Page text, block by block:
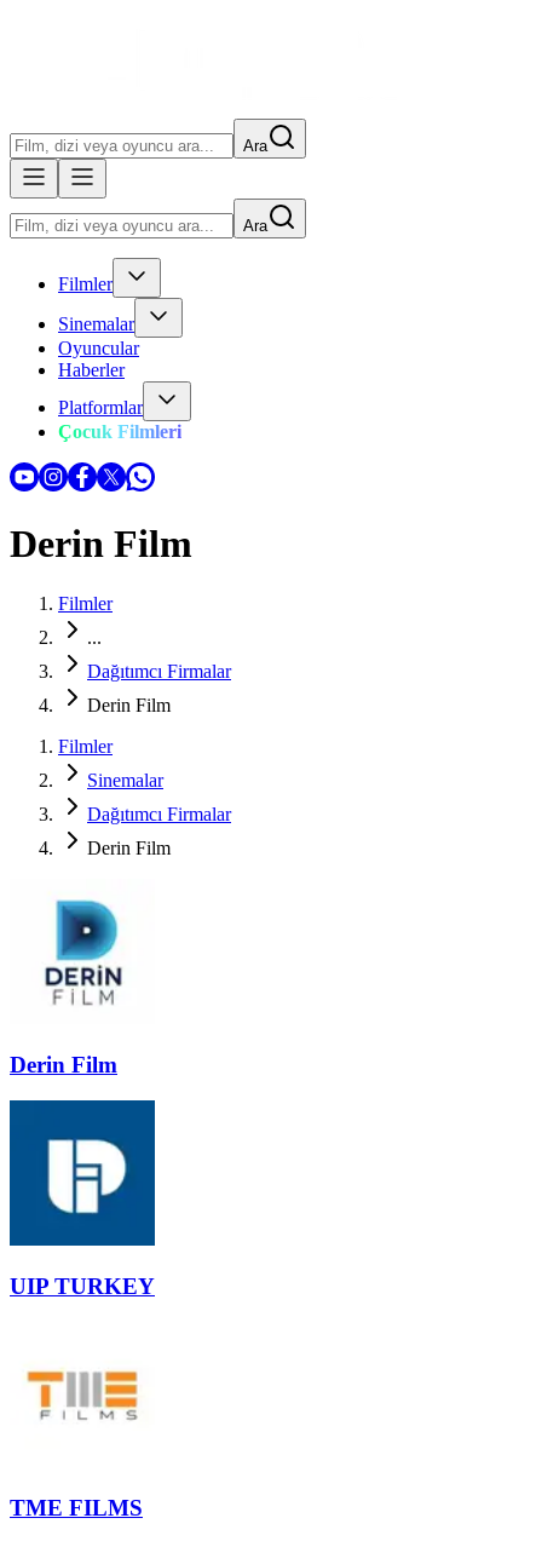
Ara
Ara
Filmler
Sinemalar
Oyuncular
Haberler
Platformlar
Çocuk Filmleri
Derin Film
Filmler
...
Dağıtımcı Firmalar
Derin Film
Filmler
Sinemalar
Dağıtımcı Firmalar
Derin Film
Derin Film
UIP TURKEY
TME FILMS